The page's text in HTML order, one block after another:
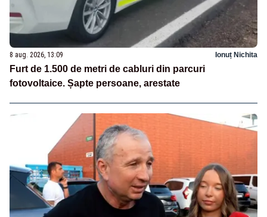
8 aug. 2026, 13:09 Ionuț Nichita
Furt de 1.500 de metri de cabluri din parcuri
fotovoltaice. Șapte persoane, arestate